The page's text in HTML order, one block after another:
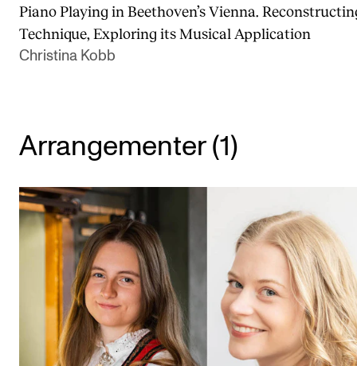
Piano Playing in Beethoven’s Vienna.
Technique, Exploring its Musical Application
Christina Kobb
Arrangementer (1)